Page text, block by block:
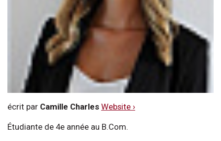
écrit par Camille Charles Website ›
Étudiante de 4e année au B.Com.